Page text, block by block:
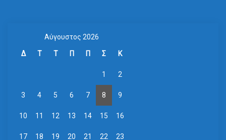
Αύγουστος 2026
Δ Τ Τ Π Π Σ Κ
1 2
3 4 5 6 7 8 9
10 11 12 13 14 15 16
17 18 19 20 21 22 23